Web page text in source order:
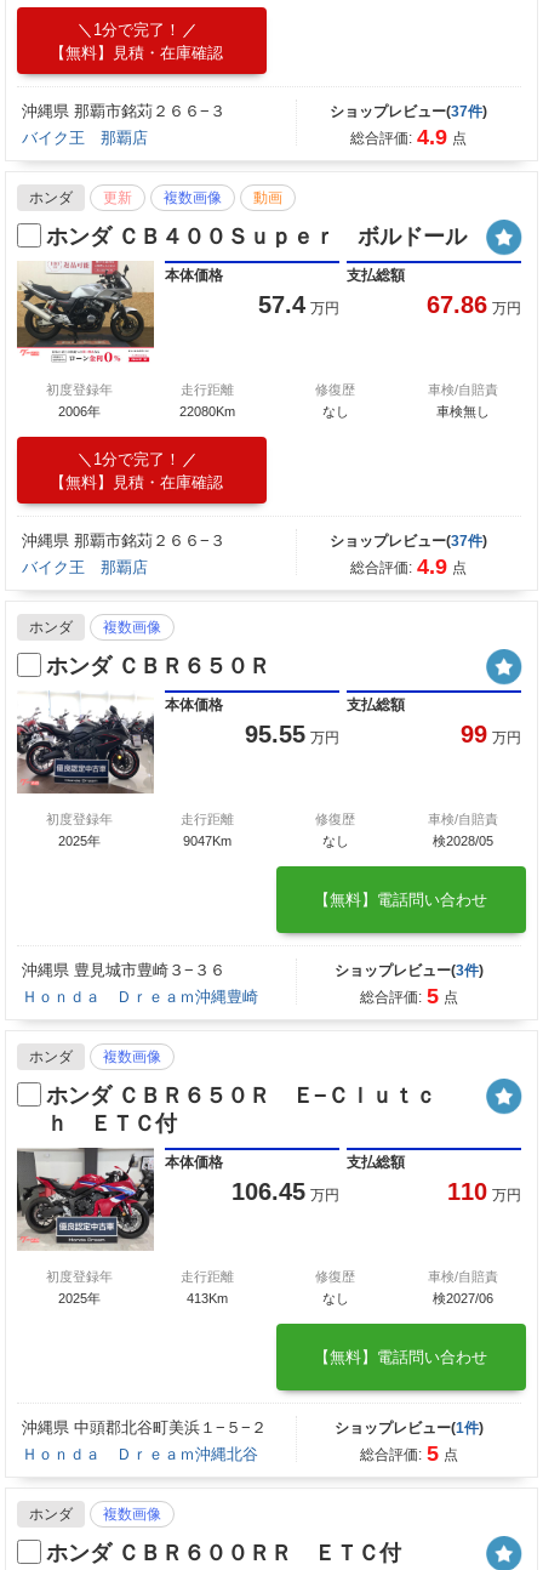
1分で完了！
【無料】見積・在庫確認
沖縄県 那覇市銘苅２６６−３
バイク王 那覇店
ショップレビュー(37件)
総合評価: 4.9 点
ホンダ 更新 複数画像 動画
ホンダ ＣＢ４００Ｓｕｐｅｒ ボルドール
本体価格
57.4 万円
支払総額
67.86 万円
初度登録年
2006年
走行距離
22080Km
修復歴
なし
車検/自賠責
車検無し
1分で完了！
【無料】見積・在庫確認
沖縄県 那覇市銘苅２６６−３
バイク王 那覇店
ショップレビュー(37件)
総合評価: 4.9 点
ホンダ 複数画像
ホンダ ＣＢＲ６５０Ｒ
本体価格
95.55 万円
支払総額
99 万円
初度登録年
2025年
走行距離
9047Km
修復歴
なし
車検/自賠責
検2028/05
【無料】電話問い合わせ
沖縄県 豊見城市豊崎３−３６
Ｈｏｎｄａ Ｄｒｅａｍ沖縄豊崎
ショップレビュー(3件)
総合評価: 5 点
ホンダ 複数画像
ホンダ ＣＢＲ６５０Ｒ Ｅ−Ｃｌｕｔｃ
ｈ ＥＴＣ付
本体価格
106.45 万円
支払総額
110 万円
初度登録年
2025年
走行距離
413Km
修復歴
なし
車検/自賠責
検2027/06
【無料】電話問い合わせ
沖縄県 中頭郡北谷町美浜１−５−２
Ｈｏｎｄａ Ｄｒｅａｍ沖縄北谷
ショップレビュー(1件)
総合評価: 5 点
ホンダ 複数画像
ホンダ ＣＢＲ６００ＲＲ ＥＴＣ付